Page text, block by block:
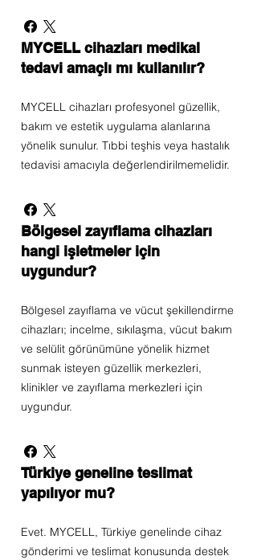
MYCELL cihazları medikal
tedavi amaçlı mı kullanılır?
MYCELL cihazları profesyonel güzellik,
bakım ve estetik uygulama alanlarına
yönelik sunulur. Tıbbi teşhis veya hastalık
tedavisi amacıyla değerlendirilmemelidir.
Bölgesel zayıflama cihazları
hangi işletmeler için
uygundur?
Bölgesel zayıflama ve vücut şekillendirme
cihazları; incelme, sıkılaşma, vücut bakım
ve selülit görünümüne yönelik hizmet
sunmak isteyen güzellik merkezleri,
klinikler ve zayıflama merkezleri için
uygundur.
Türkiye geneline teslimat
yapılıyor mu?
Evet. MYCELL, Türkiye genelinde cihaz
gönderimi ve teslimat konusunda destek